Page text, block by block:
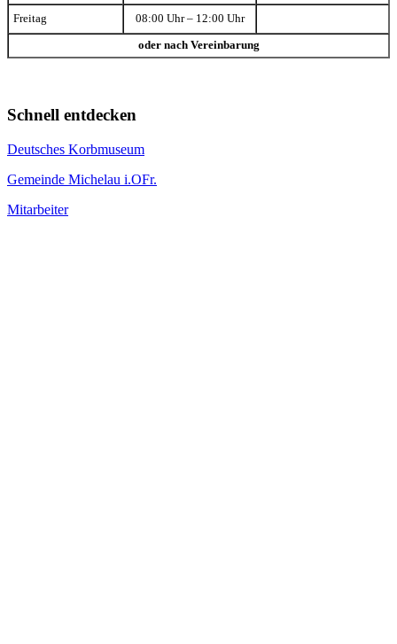
Freitag 08:00 Uhr – 12:00 Uhr
oder nach Vereinbarung
Schnell entdecken
Deutsches Korbmuseum
Gemeinde Michelau i.OFr.
Mitarbeiter